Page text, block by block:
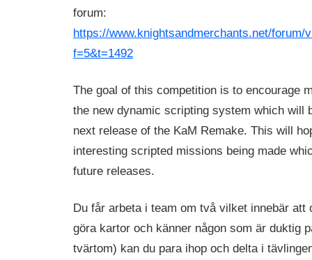
forum:
https://www.knightsandmerchants.net/forum/
f=5&t=1492
The goal of this competition is to encourage
the new dynamic scripting system which will
next release of the KaM Remake. This will
interesting scripted missions being made
future releases.
Du får arbeta i team om två vilket innebär att
göra kartor och känner någon som är duktig
tvärtom) kan du para ihop och delta i